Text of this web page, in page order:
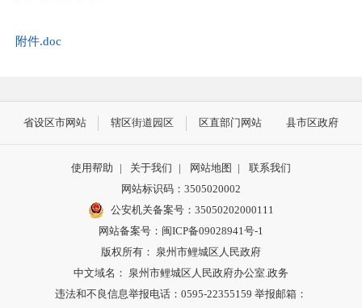
附件.doc
省设区市网站 辖区街道园区 区直部门网站 县市区政府
使用帮助 | 关于我们 | 网站地图 |
联系我们
网站标识码：3505020002
公安机关备案号：35050202000111
网站备案号：闽ICP备09028941号-1
版权所有： 泉州市鲤城区人民政府
中文域名： 泉州市鲤城区人民政府办公室.政务
违法和不良信息举报电话：0595-22355159 举报邮箱：